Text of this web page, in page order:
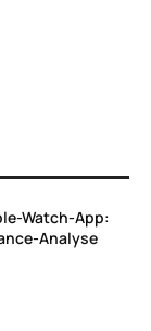
Watch-App:
Analyse